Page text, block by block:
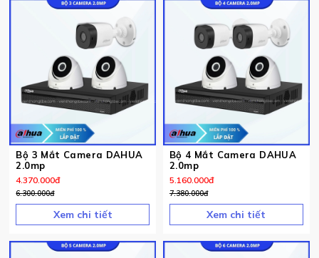
Bộ 3 Mắt Camera DAHUA
2.0mp
4.370.000đ
6.300.000đ
Xem chi tiết
Bộ 4 Mắt Camera DAHUA
2.0mp
5.160.000đ
7.380.000đ
Xem chi tiết